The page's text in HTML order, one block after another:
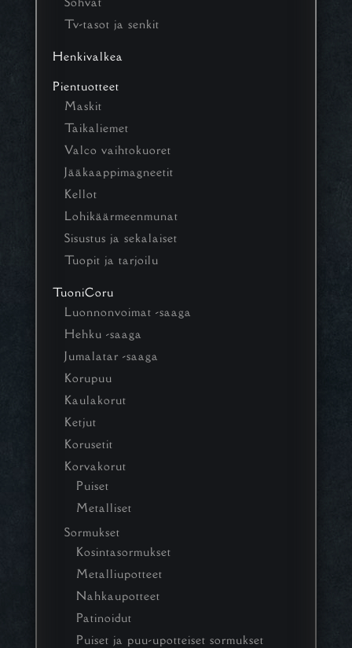
Tv-tasot ja senkit
Henkivalkea
Pientuotteet
Maskit
Taikaliemet
Valco vaihtokuoret
Jääkaappimagneetit
Kellot
Lohikäärmeenmunat
Sisustus ja sekalaiset
Tuopit ja tarjoilu
TuoniCoru
Luonnonvoimat -saaga
Hehku -saaga
Jumalatar -saaga
Korupuu
Kaulakorut
Ketjut
Korusetit
Korvakorut
Puiset
Metalliset
Sormukset
Kosintasormukset
Metalliupotteet
Nahkaupotteet
Patinoidut
Puiset ja puu-upotteiset sormukset